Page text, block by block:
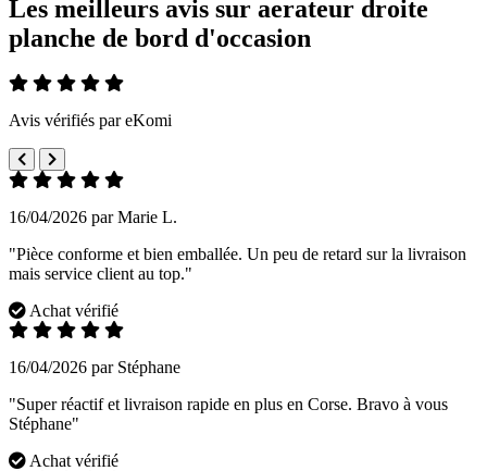
Les meilleurs avis sur aerateur droite
planche de bord d'occasion
Avis vérifiés par eKomi
16/04/2026 par Marie L.
"Pièce conforme et bien emballée. Un peu de retard sur la livraison
mais service client au top."
Achat vérifié
16/04/2026 par Stéphane
"Super réactif et livraison rapide en plus en Corse. Bravo à vous
Stéphane"
Achat vérifié